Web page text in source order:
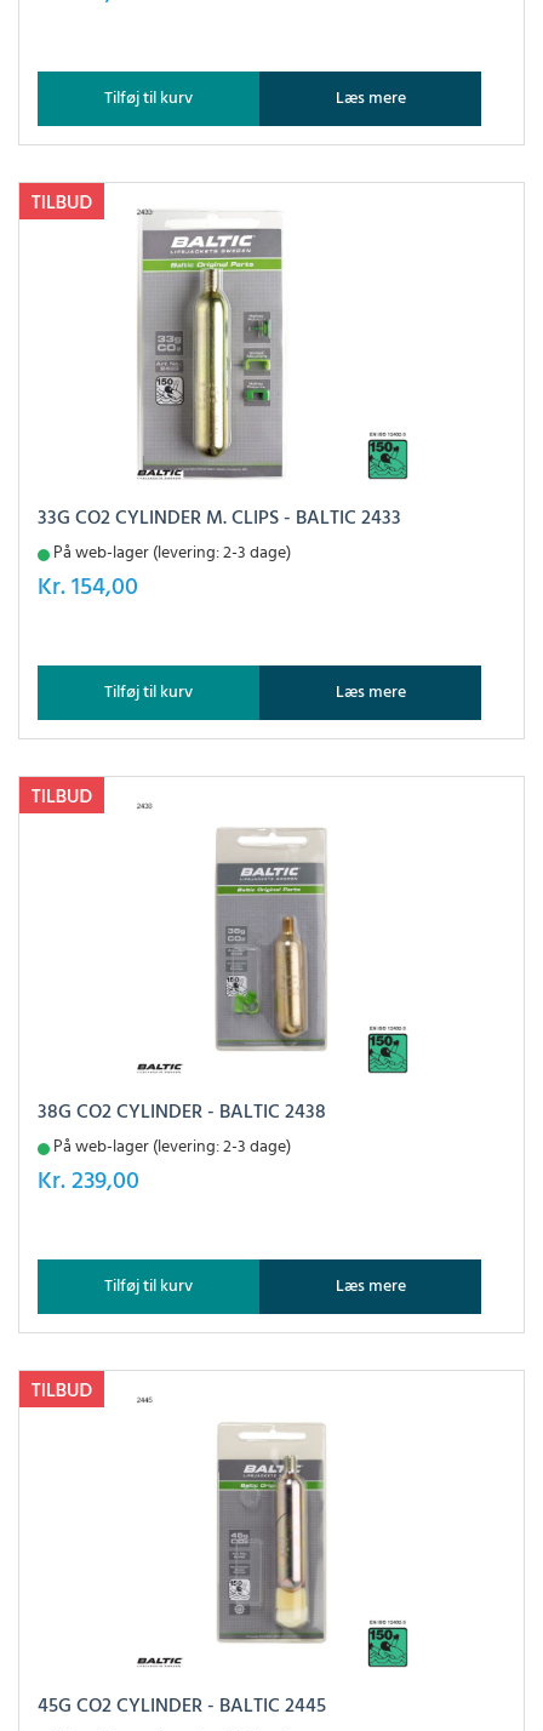
Tilføj til kurv Læs mere
33G CO2 CYLINDER M. CLIPS - BALTIC 2433
På web-lager (levering: 2-3 dage)
Kr.154,00
Tilføj til kurv Læs mere
38G CO2 CYLINDER - BALTIC 2438
På web-lager (levering: 2-3 dage)
Kr.239,00
Tilføj til kurv Læs mere
45G CO2 CYLINDER - BALTIC 2445